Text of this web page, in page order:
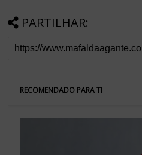
PARTILHAR:
RECOMENDADO PARA TI